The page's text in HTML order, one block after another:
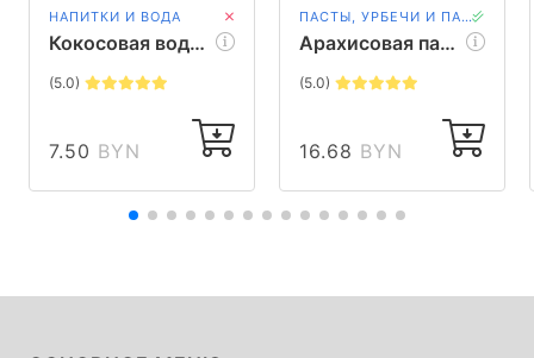
НАПИТКИ И ВОДА
Кокосовая вода Cocoyoyo, 330 мл
(5.0)
7.50 BYN
ПАСТЫ, УРБЕЧИ И ПАШТЕТЫ
Арахисовая паста Nutbutter (классическая), 320гр
(5.0)
16.68 BYN